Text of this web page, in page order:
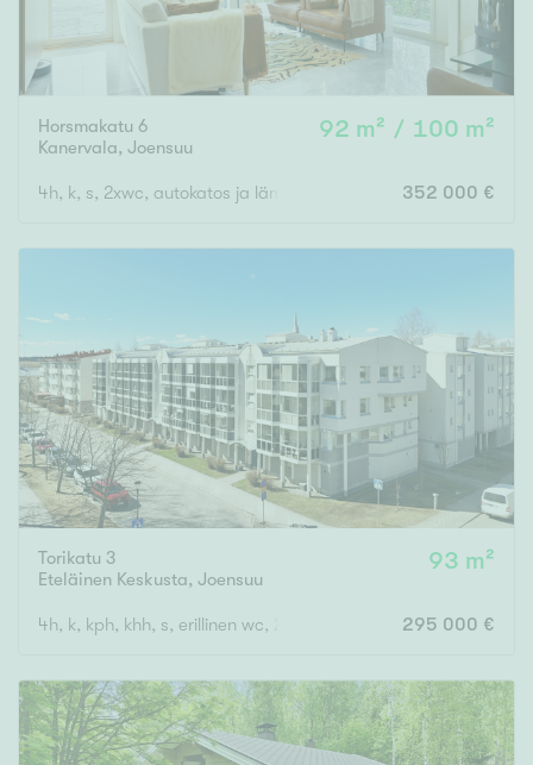
Horsmakatu 6
Kanervala, Joensuu
92 m² / 100 m²
4h, k, s, 2xwc, autokatos ja lämmin varasto 352 000 €
Torikatu 3
Eteläinen Keskusta, Joensuu
93 m²
4h, k, kph, khh, s, erillinen wc, 2 vaatehuonetta ( yj. 4+k+s)
295 000 €